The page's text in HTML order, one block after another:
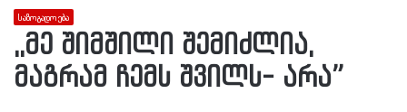
საზოგადოება
,,მე შიმშილი შემიძლია,
მაგრამ ჩემს შვილს- არა”